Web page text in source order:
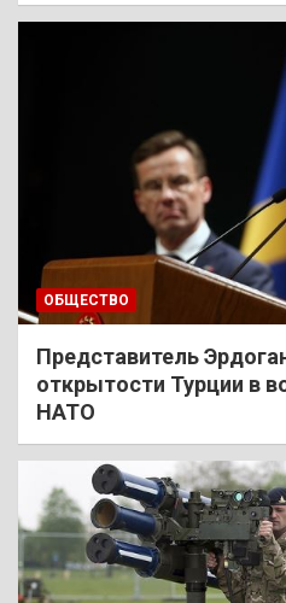
ОБЩЕСТВО
Представитель
открытости Турции в
НАТО